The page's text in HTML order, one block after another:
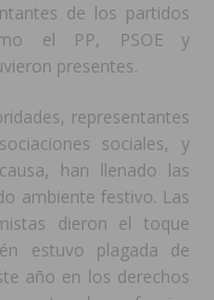
de los partidos
el PP, PSOE y
presentes.
representantes
sociales, y
han llenado las
ambiente festivo. Las
dieron el toque
estuvo plagada de
año en los derechos